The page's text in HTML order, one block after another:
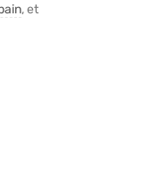
, et